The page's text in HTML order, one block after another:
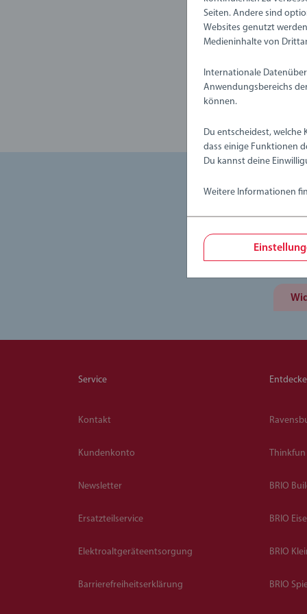
Service
Kontakt
Kundenkonto
Newsletter
Ersatzteilservice
Elektroaltgeräteentsorgung
Barrierefreiheitserklärung
Thinkfun
BRIO
BRIO
BRIO
BRIO
Seiten. Andere sind
Websites genutzt
Medieninhalte von
Internationale
Anwendungsbereichs
können.
Du entscheidest,
dass einige Funktionen
Du kannst deine
Weitere Informationen